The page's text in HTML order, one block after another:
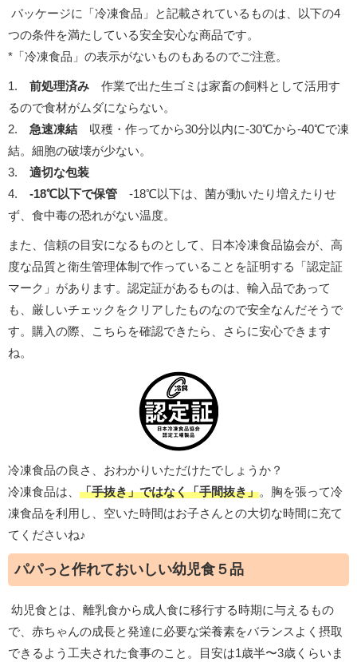
パッケージに「冷凍食品」と記載されているものは、以下の4
つの条件を満たしている安全安心な商品です。
*「冷凍食品」の表示がないものもあるのでご注意。
1. 前処理済み 作業で出た生ゴミは家畜の飼料として活用す
るので食材がムダにならない。
2. 急速凍結 収穫・作ってから30分以内に-30℃から-40℃で凍
結。細胞の破壊が少ない。
3. 適切な包装
4. -18℃以下で保管 -18℃以下は、菌が動いたり増えたりせ
ず、食中毒の恐れがない温度。
また、信頼の目安になるものとして、日本冷凍食品協会が、高
度な品質と衛生管理体制で作っていることを証明する「認定証
マーク」があります。認定証があるものは、輸入品であって
も、厳しいチェックをクリアしたものなので安全なんだそうで
す。購入の際、こちらを確認できたら、さらに安心できます
ね。
冷凍食品の良さ、おわかりいただけたでしょうか？
冷凍食品は、 「手抜き」ではなく「手間抜き」。胸を張って冷
凍食品を利用し、空いた時間はお子さんとの大切な時間に充て
てくださいね♪
パパっと作れておいしい幼児食５品
幼児食とは、離乳食から成人食に移行する時期に与えるもの
で、赤ちゃんの成長と発達に必要な栄養素をバランスよく摂取
できるよう工夫された食事のこと。目安は1歳半〜3歳くらいま